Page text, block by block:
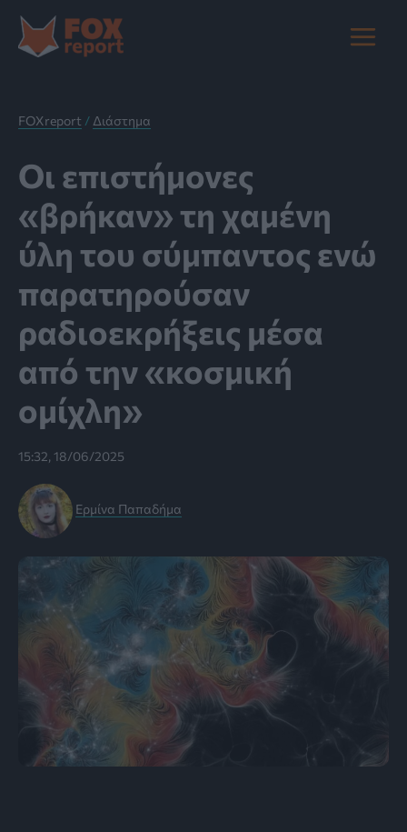
στο
περιεχόμενο
Main
FOXreport / Διάστημα
Οι επιστήμονες
«βρήκαν» τη χαμένη
ύλη του σύμπαντος ενώ
παρατηρούσαν
ραδιοεκρήξεις μέσα
από την «κοσμική
ομίχλη»
15:32, 18/06/2025
Ερμίνα Παπαδήμα